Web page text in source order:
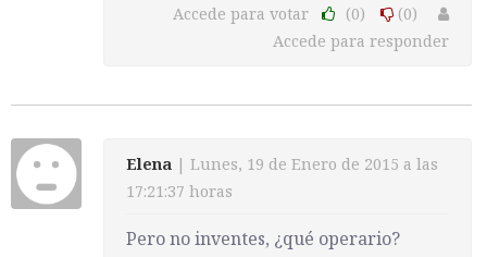
Accede para votar (0)
(0)
Accede para responder
Elena | Lunes, 19 de Enero de 2015 a las
17:21:37 horas
Pero no inventes, ¿qué operario?